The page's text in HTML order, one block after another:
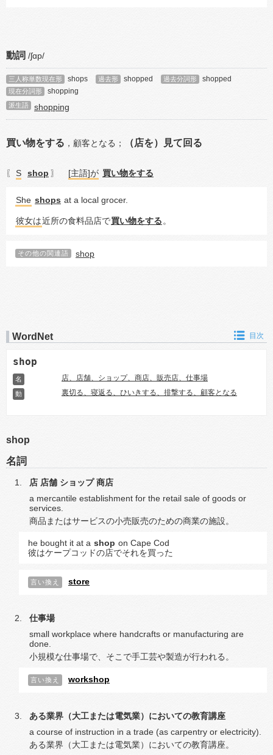
動詞 /ʃɑp/
三人称単数現在形 shops 過去形 shopped 過去分詞形 shopped
現在分詞形 shopping
派生語 shopping
買い物をする ， 顧客となる； （店を）見て回る
〖 S shop 〗 [主語]が 買い物をする
She shops at a local grocer.
彼女は近所の食料品店で買い物をする 。
その他の関連語 shop
WordNet 目次
shop
名 店、店舗、ショップ、商店、販売店、仕事場
動 裏切る、寝返る、ひいきする、排撃する、顧客となる
shop
名詞
店 店舗 ショップ 商店
a mercantile establishment for the retail sale of goods or
services.
商品またはサービスの小売販売のための商業の施設。
he bought it at a shop on Cape Cod
彼はケープコッドの店でそれを買った
言い換え store
仕事場
small workplace where handcrafts or manufacturing are
done.
小規模な仕事場で、そこで手工芸や製造が行われる。
言い換え workshop
ある業界（大工または電気業）においての教育講座
a course of instruction in a trade (as carpentry or electricity).
ある業界（大工または電気業）においての教育講座。